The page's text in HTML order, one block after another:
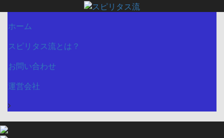
ホーム
スピリタス流とは？
お問い合わせ
運営会社